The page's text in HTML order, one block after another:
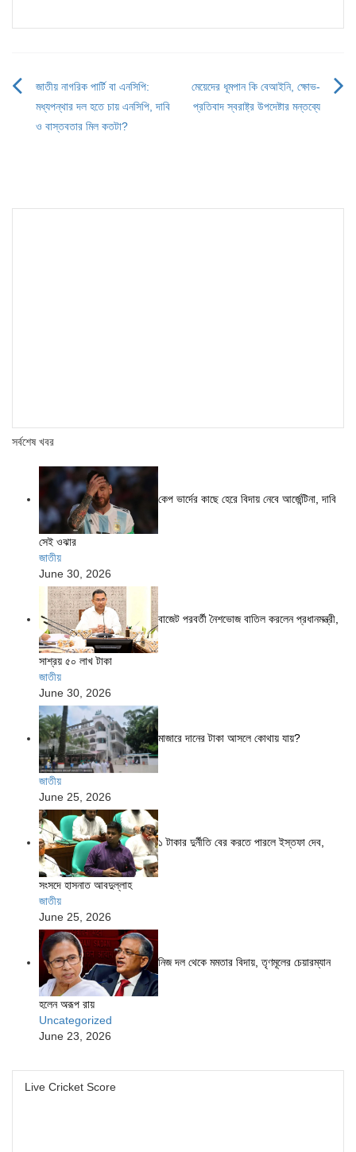
Post
navigation
জাতীয় নাগরিক পার্টি বা এনসিপি:
মধ্যপন্থার দল হতে চায় এনসিপি, দাবি
ও বাস্তবতার মিল কতটা?
মেয়েদের ধূমপান কি বেআইনি, ক্ষোভ-
প্রতিবাদ স্বরাষ্ট্র উপদেষ্টার মন্তব্যে
সর্বশেষ খবর
কেপ ভার্দের কাছে হেরে বিদায় নেবে আর্জেন্টিনা, দাবি
সেই ওঝার
জাতীয়
June 30, 2026
বাজেট পরবর্তী নৈশভোজ বাতিল করলেন প্রধানমন্ত্রী,
সাশ্রয় ৫০ লাখ টাকা
জাতীয়
June 30, 2026
মাজারে দানের টাকা আসলে কোথায় যায়?
জাতীয়
June 25, 2026
১ টাকার দুর্নীতি বের করতে পারলে ইস্তফা দেব,
সংসদে হাসনাত আবদুল্লাহ
জাতীয়
June 25, 2026
নিজ দল থেকে মমতার বিদায়, তৃণমূলের চেয়ারম্যান
হলেন অরূপ রায়
Uncategorized
June 23, 2026
Live Cricket Score